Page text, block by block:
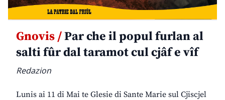
Gnovis /Par che il popul furlan al
salti fûr dal taramot cul cjâf e vîf
Redazion
Lunis ai 11 di Mai te Glesie di Sante Marie sul Cjiscjel